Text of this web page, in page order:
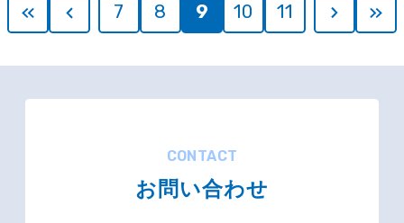
7 8 9 10 11
CONTACT
お問い合わせ